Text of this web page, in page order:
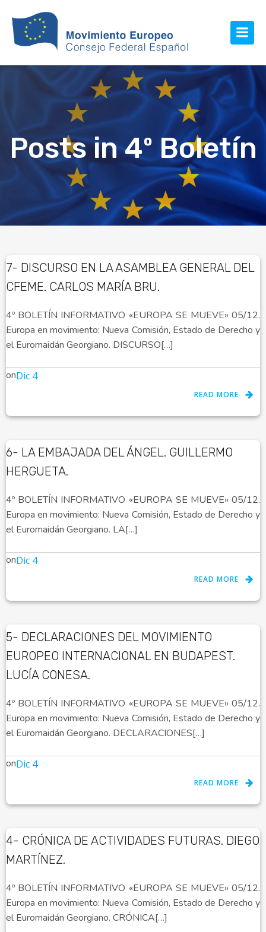
Posts in 4º Boletín
7- DISCURSO EN LA ASAMBLEA GENERAL DEL
CFEME. CARLOS MARÍA BRU.
4º BOLETÍN INFORMATIVO «EUROPA SE MUEVE» 05/12.
Europa en movimiento: Nueva Comisión, Estado de Derecho y
el Euromaidán Georgiano. DISCURSO[…]
onDic 4
READ MORE
6- LA EMBAJADA DEL ÁNGEL. GUILLERMO
HERGUETA.
4º BOLETÍN INFORMATIVO «EUROPA SE MUEVE» 05/12.
Europa en movimiento: Nueva Comisión, Estado de Derecho y
el Euromaidán Georgiano. LA[…]
onDic 4
READ MORE
5- DECLARACIONES DEL MOVIMIENTO
EUROPEO INTERNACIONAL EN BUDAPEST.
LUCÍA CONESA.
4º BOLETÍN INFORMATIVO «EUROPA SE MUEVE» 05/12.
Europa en movimiento: Nueva Comisión, Estado de Derecho y
el Euromaidán Georgiano. DECLARACIONES[…]
onDic 4
READ MORE
4- CRÓNICA DE ACTIVIDADES FUTURAS. DIEGO
MARTÍNEZ.
4º BOLETÍN INFORMATIVO «EUROPA SE MUEVE» 05/12.
Europa en movimiento: Nueva Comisión, Estado de Derecho y
el Euromaidán Georgiano. CRÓNICA[…]